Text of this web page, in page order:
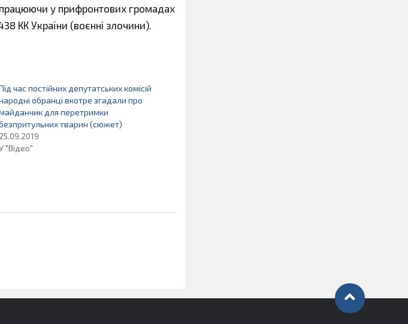
працюючи у прифронтових громадах
КК України (воєнні злочини).
час постійних депутатських комісій
обранці вкотре згадали про
для перетримки
тварин (сюжет)
25.09.2019
"Відео"